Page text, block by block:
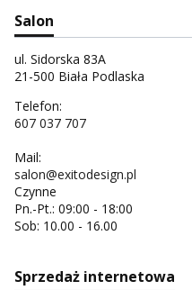
Salon
ul. Sidorska 83A
21-500 Biała Podlaska
Telefon:
607 037 707
Mail:
salon@exitodesign.pl
Czynne
Pn.-Pt.: 09:00 - 18:00
Sob: 10.00 - 16.00
Sprzedaż internetowa